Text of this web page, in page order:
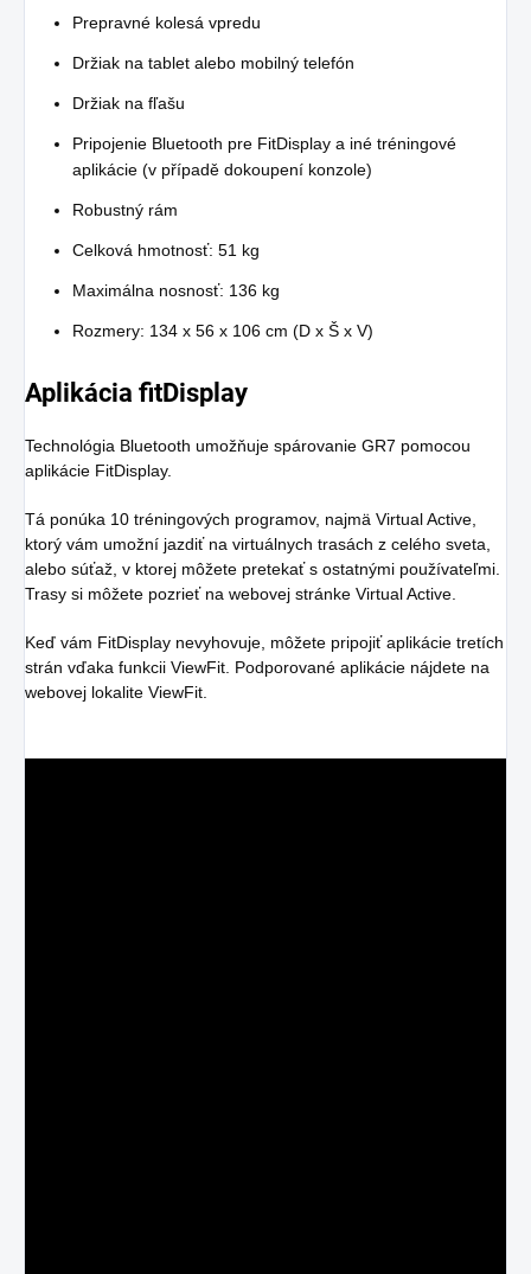
Prepravné kolesá vpredu
Držiak na tablet alebo mobilný telefón
Držiak na fľašu
Pripojenie Bluetooth pre FitDisplay a iné tréningové
aplikácie (v případě dokoupení konzole)
Robustný rám
Celková hmotnosť: 51 kg
Maximálna nosnosť: 136 kg
Rozmery: 134 x 56 x 106 cm (D x Š x V)
Aplikácia fitDisplay
Technológia Bluetooth umožňuje spárovanie GR7 pomocou
aplikácie FitDisplay.
Tá ponúka 10 tréningových programov, najmä Virtual Active,
ktorý vám umožní jazdiť na virtuálnych trasách z celého sveta,
alebo súťaž, v ktorej môžete pretekať s ostatnými používateľmi.
Trasy si môžete pozrieť na webovej stránke Virtual Active.
Keď vám FitDisplay nevyhovuje, môžete pripojiť aplikácie tretích
strán vďaka funkcii ViewFit. Podporované aplikácie nájdete na
webovej lokalite ViewFit.